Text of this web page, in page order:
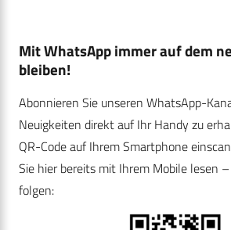
Mit WhatsApp immer auf dem
bleiben!
Abonnieren Sie unseren WhatsApp-
Neuigkeiten direkt auf Ihr Handy zu
QR-Code auf Ihrem Smartphone
Sie hier bereits mit Ihrem Mobile lesen
folgen: